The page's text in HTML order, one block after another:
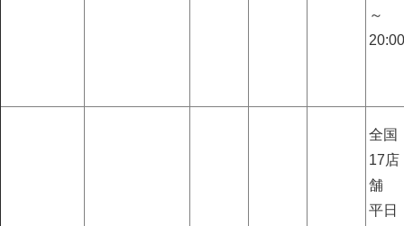
～
20:00
全国
17店
舗
平日